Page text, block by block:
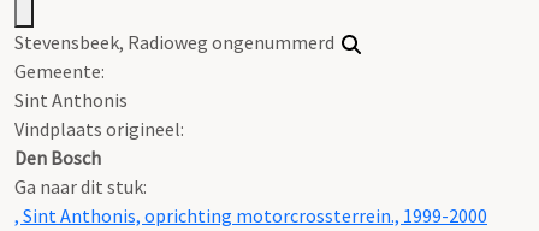
Stevensbeek, Radioweg ongenummerd
Gemeente:
Sint Anthonis
Vindplaats origineel:
Den Bosch
Ga naar dit stuk:
, Sint Anthonis, oprichting motorcrossterrein., 1999-2000